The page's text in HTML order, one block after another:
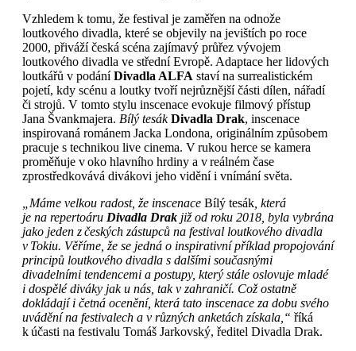
Vzhledem k tomu, že festival je zaměřen na odnože
loutkového divadla, které se objevily na jevištích po roce
2000, přiváží česká scéna zajímavý průřez vývojem
loutkového divadla ve střední Evropě. Adaptace her lidových
loutkářů v podáníDivadla ALFA staví na surrealistickém
pojetí, kdy scénu a loutky tvoří nejrůznější části dílen, nářadí
či strojů. V tomto stylu inscenace evokuje filmový přístup
Jana Švankmajera. Bílý tesák Divadla Drak, inscenace
inspirovaná románem Jacka Londona, originálním způsobem
pracuje s technikou live cinema. V rukou herce se kamera
proměňuje v oko hlavního hrdiny a v reálném čase
zprostředkovává divákovi jeho vidění i vnímání světa.
„Máme velkou radost, že inscenace Bílý tesák, která
je na repertoáru Divadla Drak již od roku 2018, byla vybrána
jako jeden z českých zástupců na festival loutkového divadla
v Tokiu. Věříme, že se jedná o inspirativní příklad propojování
principů loutkového divadla s dalšími současnými
divadelními tendencemi a postupy, který stále oslovuje mladé
i dospělé diváky jak u nás, tak v zahraničí. Což ostatně
dokládají i četná ocenění, která tato inscenace za dobu svého
uvádění na festivalech a v různých anketách získala,“ říká
k účasti na festivalu Tomáš Jarkovský, ředitel Divadla Drak.